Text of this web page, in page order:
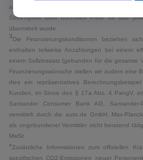
an auto.de übermittelten Listenpreis. Für
Streichpreis dem höchsten Preis für das
übermittelt wurde.
3Die Finanzierungskonditionen beziehen
enthalten teilweise Anzahlungen bei einem
einem Sollzinssatz (gebunden für die gesamte
Finanzierungswünsche stellen wir zudem eine
dies ein repräsentatives
Kunden, im Sinne des § 17a Abs. 4 PangV,
Santander Consumer Bank AG,
vermittelt durch die auto.de GmbH, Max-
als ungebundener Vermittler nicht beratend
MwSt.
*Zusätzliche Informationen zum offiziellen
spezifischen CO2-Emissionen neuer